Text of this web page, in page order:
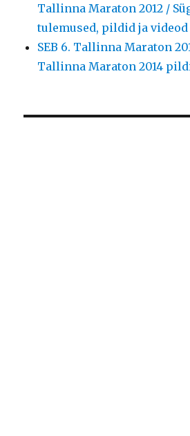
Tallinna Maraton 2012 /
tulemused, pildid ja videod
SEB 6. Tallinna Maraton
Tallinna Maraton 2014